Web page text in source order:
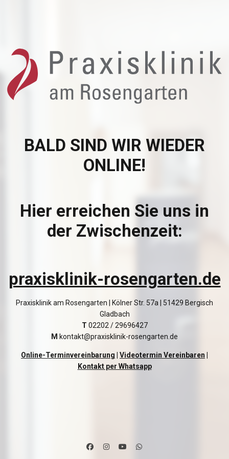
BALD SIND WIR WIEDER
ONLINE!
Hier erreichen Sie uns in
der Zwischenzeit:
praxisklinik-rosengarten.de
Praxisklinik am Rosengarten | Kölner Str. 57a | 51429 Bergisch
Gladbach
T 02202 / 29696427
M kontakt@praxisklinik-rosengarten.de
Online-Terminvereinbarung Videotermin Vereinbaren
Kontakt per Whatsapp